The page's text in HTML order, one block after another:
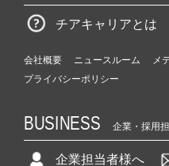
チアキャリアとは
会社概要 ニュースルーム
メ
プライバシーポリシー
BUSINESS 企業・採用
企業担当者様へ